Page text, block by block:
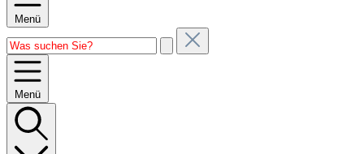
Menü
Menü